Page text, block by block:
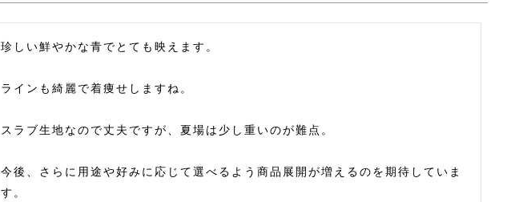
珍しい鮮やかな青でとても映えます。
ラインも綺麗で着痩せしますね。
スラブ生地なので丈夫ですが、夏場は少し重いのが難点。
今後、さらに用途や好みに応じて選べるよう商品展開が増えるのを期待していま
す。